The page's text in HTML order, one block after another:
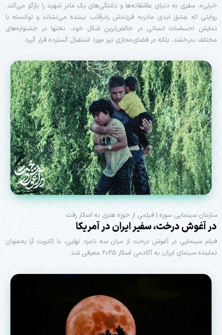
خیلی»، سفری به دنیای عاشقانه‌ها و دلتنگی‌های یک مادر شهید را بازگو می‌کند.
روایتی که عشق ابدی مادربه فرزندش رادرقلب بیننده می‌نشاند و توانسته با
نمایش احساسات انسانی در خالص‌ترین شکل خود، نه‌تنها در جشنواره‌های
مختلف بدرخشد، بلکه در فضای‌مجازی نیز مورد استقبال گسترده قرار گیرد.
سازمان سينمايی سوره | فیلمی از حوزه هنری به اسکار رفت
در آغوش درخت، سفير ايران در آمريكا
فیلم سینمایی در آغوش درخت از میان سه نامزد نهایی، با اکثریت آرا به‌عنوان
نماینده سینمای ایران به آکادمی اسکار ۲۰۲۵ معرفی شد.